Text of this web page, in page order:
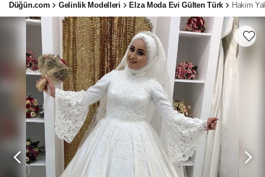
Düğün.com Gelinlik Modelleri Elza Moda Evi Gülten Türk Hakim